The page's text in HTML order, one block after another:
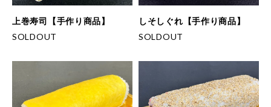
上巻寿司【手作り商品】
SOLDOUT
しそしぐれ【手作り商品】
SOLDOUT